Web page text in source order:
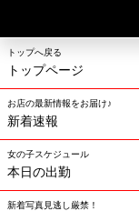
トップへ戻る
トップページ
お店の最新情報をお届け♪
新着速報
女の子スケジュール
本日の出勤
新着写真見逃し厳禁！